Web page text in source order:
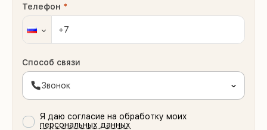
Телефон *
Способ связи
Звонок
Я даю согласие на обработку моих
персональных данных